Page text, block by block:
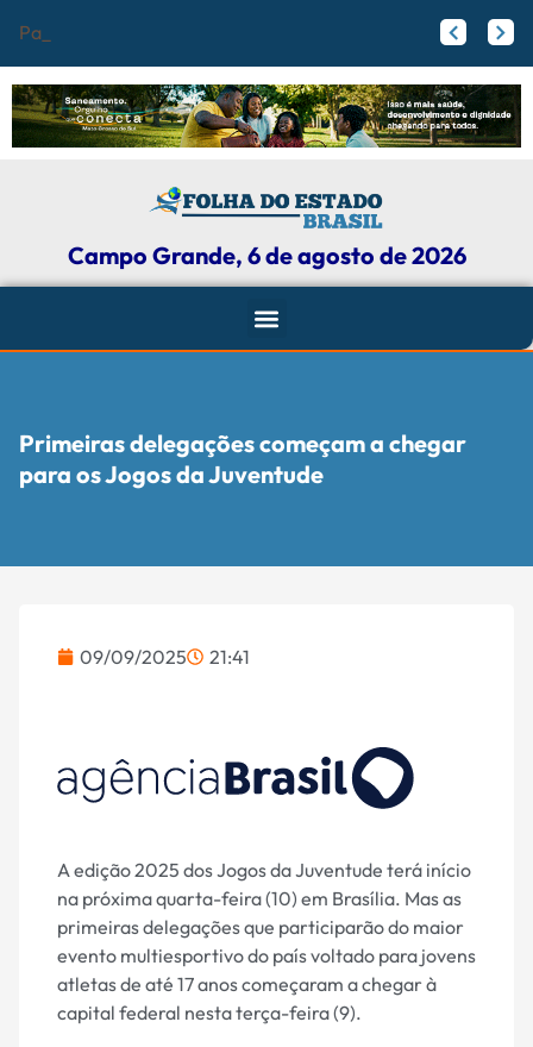
Palmeiras perde
Campo Grande, 6 de agosto de 2026
Primeiras delegações começam a chegar
para os Jogos da Juventude
09/09/2025 21:41
A edição 2025 dos Jogos da Juventude terá início
na próxima quarta-feira (10) em Brasília. Mas as
primeiras delegações que participarão do maior
evento multiesportivo do país voltado para jovens
atletas de até 17 anos começaram a chegar à
capital federal nesta terça-feira (9).